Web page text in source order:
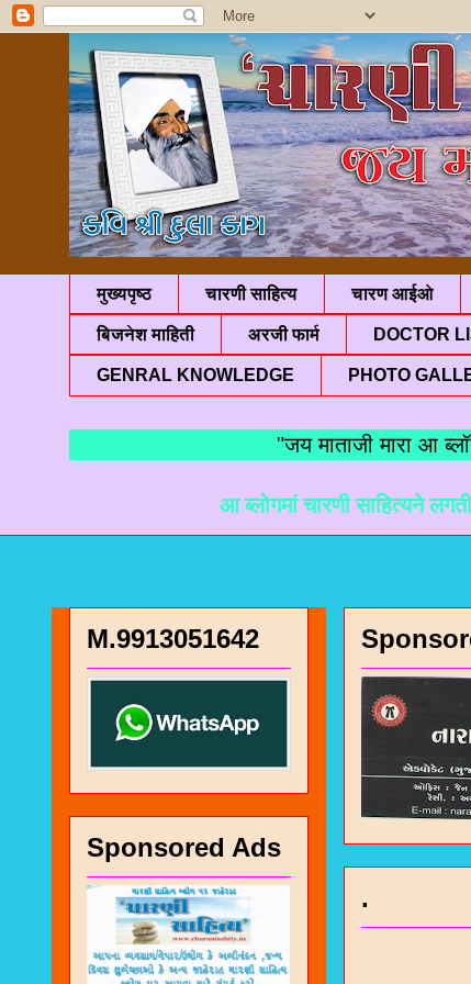
मुख्यपृष्ठ चारणी साहित्य चारण आईओ
बिजनेश माहिती अरजी फार्म DOCTOR
GENRAL KNOWLEDGE PHOTO
"जय माताजी मारा आ
आ ब्लोगमां चारणी साहित्यने लगती
.
M.9913051642
Sponsored Ads